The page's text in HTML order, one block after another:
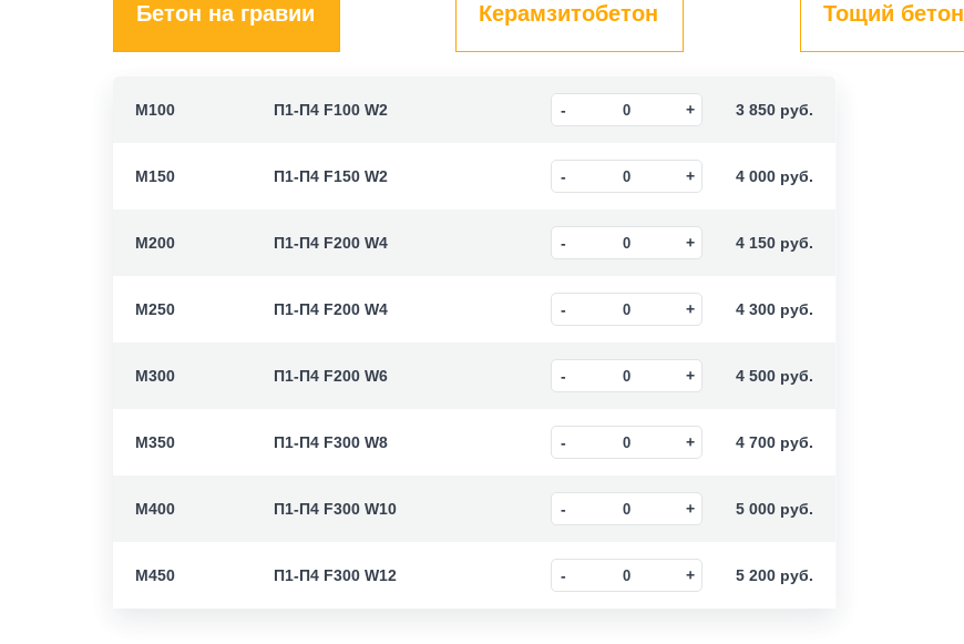
Бетон на гравии Керамзитобетон Тощий бетон
M100 П1-П4 F100 W2 3 850 руб.
M150 П1-П4 F150 W2 4 000 руб.
M200 П1-П4 F200 W4 4 150 руб.
M250 П1-П4 F200 W4 4 300 руб.
M300 П1-П4 F200 W6 4 500 руб.
M350 П1-П4 F300 W8 4 700 руб.
M400 П1-П4 F300 W10 5 000 руб.
M450 П1-П4 F300 W12 5 200 руб.